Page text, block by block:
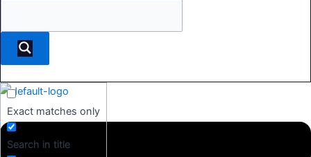
Exact matches only
Search in title